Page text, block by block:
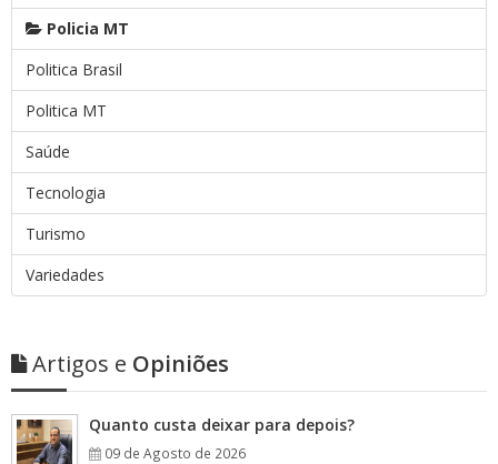
Policia MT
Politica Brasil
Politica MT
Saúde
Tecnologia
Turismo
Variedades
Artigos e Opiniões
Quanto custa deixar para depois?
09 de Agosto de 2026